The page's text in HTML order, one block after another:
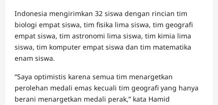
Indonesia mengirimkan 32 siswa dengan rincian tim
biologi empat siswa, tim fisika lima siswa, tim geografi
empat siswa, tim astronomi lima siswa, tim kimia lima
siswa, tim komputer empat siswa dan tim matematika
enam siswa.
“Saya optimistis karena semua tim menargetkan
perolehan medali emas kecuali tim geografi yang hanya
berani menargetkan medali perak,” kata Hamid